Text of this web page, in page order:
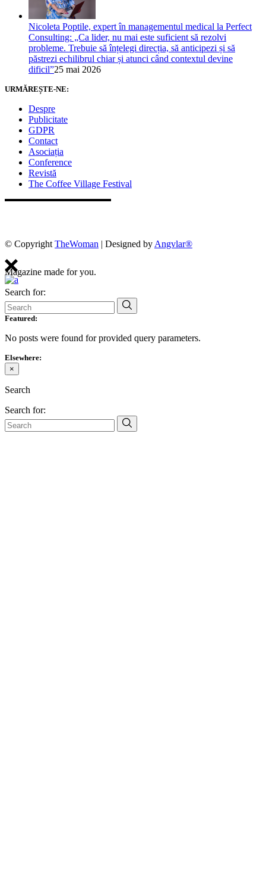
Nicoleta Poptile, expert în managementul medical la Perfect
Consulting: „Ca lider, nu mai este suficient să rezolvi
probleme. Trebuie să înțelegi direcția, să anticipezi și să
păstrezi echilibrul chiar și atunci când contextul devine
dificil”25 mai 2026
URMĂREȘTE-NE:
Despre
Publicitate
GDPR
Contact
Asociația
Conference
Revistă
The Coffee Village Festival
© Copyright TheWoman | Designed by Angvlar®
Magazine made for you.
Search for:
Featured:
No posts were found for provided query parameters.
Elsewhere:
×
Search
Search for: